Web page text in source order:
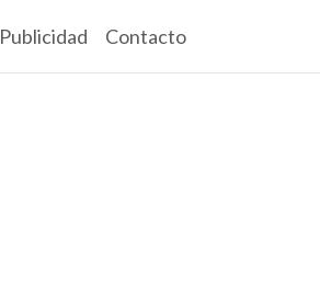
Publicidad Contacto